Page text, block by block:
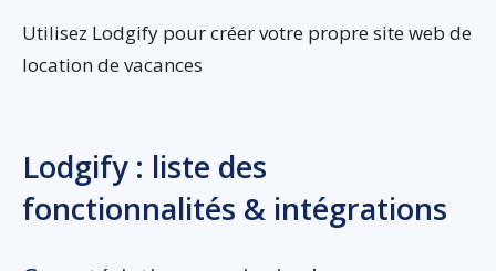
Utilisez Lodgify pour créer votre propre site web de
location de vacances
Lodgify : liste des
fonctionnalités & intégrations